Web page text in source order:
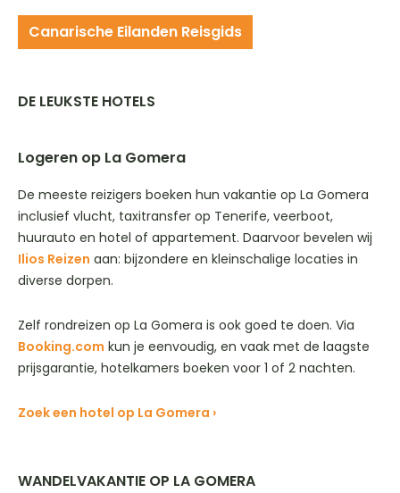
Canarische Eilanden Reisgids
DE LEUKSTE HOTELS
Logeren op La Gomera
De meeste reizigers boeken hun vakantie op La Gomera
inclusief vlucht, taxitransfer op Tenerife, veerboot,
huurauto en hotel of appartement. Daarvoor bevelen wij
Ilios Reizen aan: bijzondere en kleinschalige locaties in
diverse dorpen.
Zelf rondreizen op La Gomera is ook goed te doen. Via
Booking.com kun je eenvoudig, en vaak met de laagste
prijsgarantie, hotelkamers boeken voor 1 of 2 nachten.
Zoek een hotel op La Gomera ›
WANDELVAKANTIE OP LA GOMERA